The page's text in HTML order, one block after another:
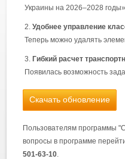
Украины на 2026–2028
Удобнее управление
Теперь можно удалять
Гибкий расчет
Появилась возможность
Скачать обновление
Пользователям программы
вопросы в программе
501-63-10.